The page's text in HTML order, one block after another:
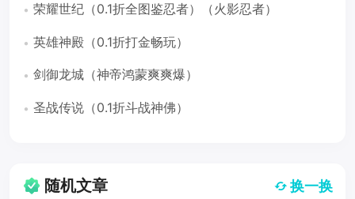
荣耀世纪（0.1折全图鉴忍者）（火影忍者）
英雄神殿（0.1折打金畅玩）
剑御龙城（神帝鸿蒙爽爽爆）
圣战传说（0.1折斗战神佛）
随机文章 换一换